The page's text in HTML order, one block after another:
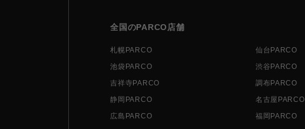
全国のPARCO店舗
札幌PARCO 仙台PARCO
池袋PARCO
渋谷PARCO
吉祥寺PARCO
調布PARCO
静岡PARCO
名古屋PARCO
広島PARCO
福岡PARCO